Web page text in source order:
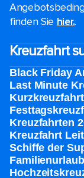
finden Sie hier..
Kreuzfahrt
Black Friday
Last Minute
Kreuzfahrten
Kreuzfahrt
Schiffe der